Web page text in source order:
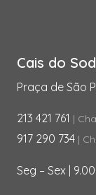
Cais do
Praça de São
213 421 761 |
917 290 734 |
Seg – Sex |